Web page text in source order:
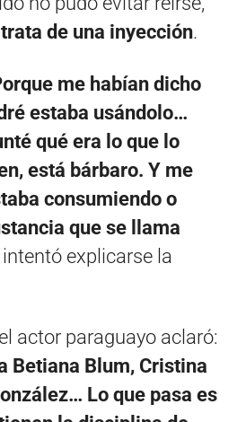
de una inyección.
me habían dicho
estaba usándolo…
qué era lo que lo
está bárbaro. Y me
consumiendo o
que se llama
intentó explicarse la
actor paraguayo aclaró:
Betiana Blum, Cristina
Lo que pasa es